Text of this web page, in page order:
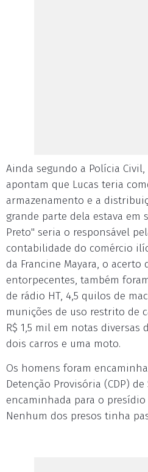
Ainda segundo a Polícia
apontam que Lucas teria
armazenamento e a
grande parte dela estava em
Preto" seria o responsável
contabilidade do comércio
da Francine Mayara, o acerto
entorpecentes, também
de rádio HT, 4,5 quilos de
munições de uso restrito de
R$ 1,5 mil em notas diversas
dois carros e uma moto.
Os homens foram
Detenção Provisória (CDP)
encaminhada para o
Nenhum dos presos tinha